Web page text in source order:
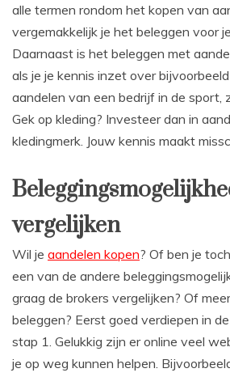
alle termen rondom het kopen van
vergemakkelijk je het beleggen voor
Daarnaast is het beleggen met
als je je kennis inzet over
aandelen van een bedrijf in de sport,
Gek op kleding? Investeer dan in
kledingmerk. Jouw kennis maakt
vergelijken
Wil je aandelen kopen? Of ben je
een van de andere
graag de brokers vergelijken? Of
beleggen? Eerst goed verdiepen in
stap 1. Gelukkig zijn er online veel
je op weg kunnen helpen.